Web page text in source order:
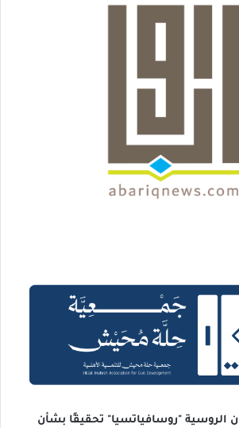
الروسية "روسافياتسيا" تحقيقًا بشأن